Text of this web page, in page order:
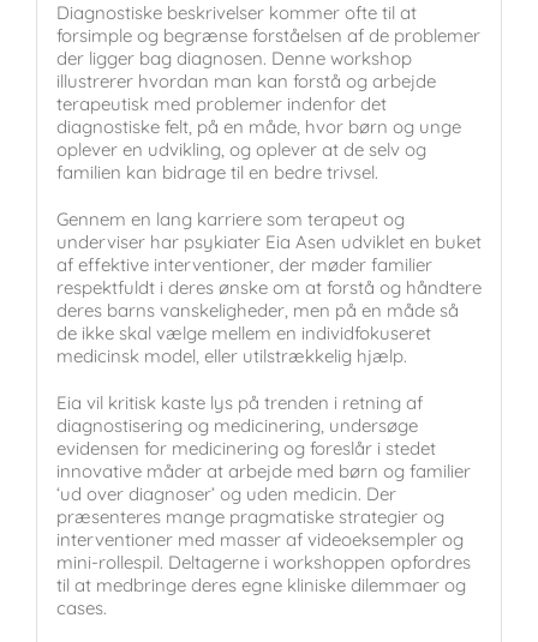
Diagnostiske beskrivelser kommer ofte til at
forsimple og begrænse forståelsen af de problemer
der ligger bag diagnosen. Denne workshop
illustrerer hvordan man kan forstå og arbejde
terapeutisk med problemer indenfor det
diagnostiske felt, på en måde, hvor børn og unge
oplever en udvikling, og oplever at de selv og
familien kan bidrage til en bedre trivsel.
Gennem en lang karriere som terapeut og
underviser har psykiater Eia Asen udviklet en buket
af effektive interventioner, der møder familier
respektfuldt i deres ønske om at forstå og håndtere
deres barns vanskeligheder, men på en måde så
de ikke skal vælge mellem en individfokuseret
medicinsk model, eller utilstrækkelig hjælp.
Eia vil kritisk kaste lys på trenden i retning af
diagnostisering og medicinering, undersøge
evidensen for medicinering og foreslår i stedet
innovative måder at arbejde med børn og familier
‘ud over diagnoser’ og uden medicin. Der
præsenteres mange pragmatiske strategier og
interventioner med masser af videoeksempler og
mini-rollespil. Deltagerne i workshoppen opfordres
til at medbringe deres egne kliniske dilemmaer og
cases.